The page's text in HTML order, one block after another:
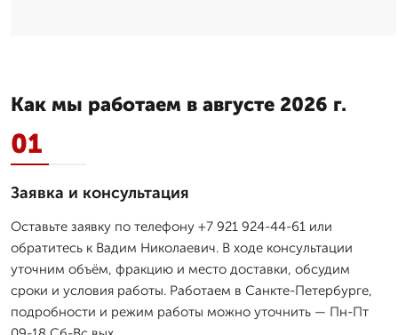
Как мы работаем в августе 2026 г.
01
Заявка и консультация
Оставьте заявку по телефону +7 921 924-44-61 или
обратитесь к Вадим Николаевич. В ходе консультации
уточним объём, фракцию и место доставки, обсудим
сроки и условия работы. Работаем в Санкте-Петербурге,
подробности и режим работы можно уточнить — Пн-Пт